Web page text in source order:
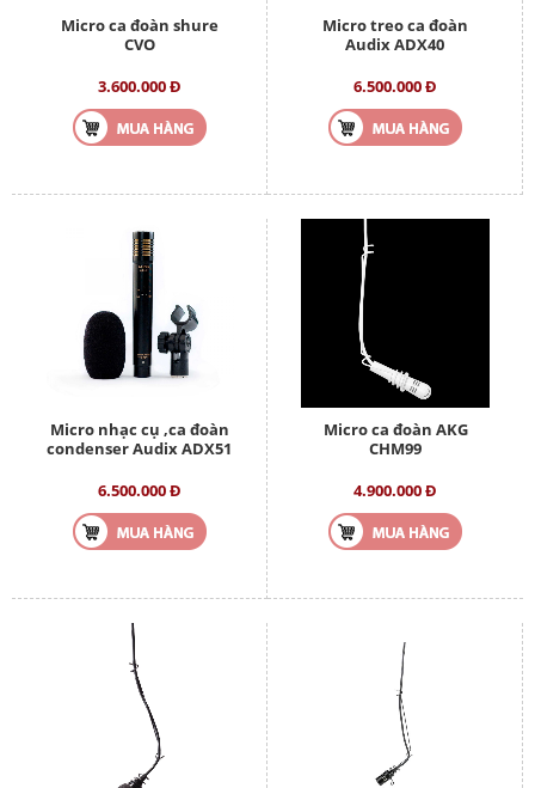
Micro ca đoàn shure
CVO
3.600.000 Đ
Micro treo ca đoàn
Audix ADX40
6.500.000 Đ
Micro nhạc cụ ,ca đoàn
condenser Audix ADX51
6.500.000 Đ
Micro ca đoàn AKG
CHM99
4.900.000 Đ